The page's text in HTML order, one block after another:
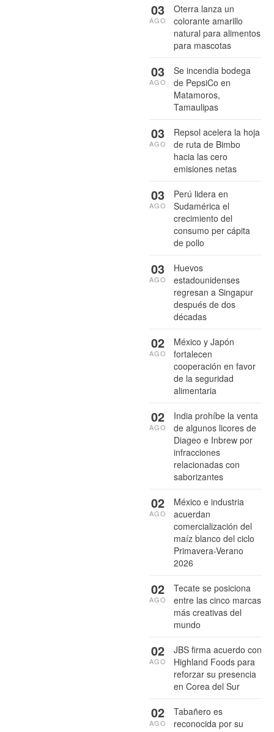
Oterra lanza un
colorante amarillo
natural para alimentos
para mascotas
03
AGO
Se incendia bodega
de PepsiCo en
Matamoros,
Tamaulipas
03
AGO
Repsol acelera la hoja
de ruta de Bimbo
hacia las cero
emisiones netas
03
AGO
Perú lidera en
Sudamérica el
crecimiento del
consumo per cápita
de pollo
03
AGO
Huevos
estadounidenses
regresan a Singapur
después de dos
décadas
03
AGO
México y Japón
fortalecen
cooperación en favor
de la seguridad
alimentaria
02
AGO
India prohíbe la venta
de algunos licores de
Diageo e Inbrew por
infracciones
relacionadas con
saborizantes
02
AGO
México e industria
acuerdan
comercialización del
maíz blanco del ciclo
Primavera-Verano
2026
02
AGO
Tecate se posiciona
entre las cinco marcas
más creativas del
mundo
02
AGO
JBS firma acuerdo con
Highland Foods para
reforzar su presencia
en Corea del Sur
02
AGO
Tabañero es
reconocida por su
02
AGO